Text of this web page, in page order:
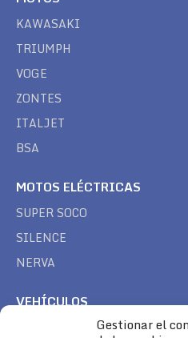
Gestionar el
KAWASAKI
TRIUMPH
VOGE
ZONTES
ITALJET
BSA
MOTOS ELÉCTRICAS
SUPER SOCO
SILENCE
NERVA
VEHÍCULOS